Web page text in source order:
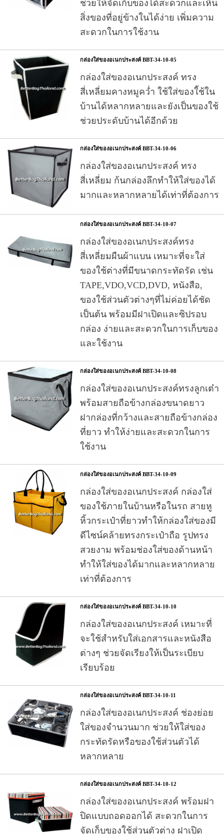
ช่วยให้จัดเก็บของได้สะดวกและเห็น
สิ่งของที่อยู่ข้างในได้ง่าย เพิ่มความ
สะดวกในการใช้งาน
กล่องใส่ของอเนกประสงค์ BBT-34-10-05
กล่องใส่ของอเนกประสงค์ ทรง
สี่เหลี่ยมคางหมูคว่ำ ใช้ใส่ของใ้ช้ใน
บ้านได้หลากหลายและยังเป็นของใช้
ช่วยประดับบ้านได้อีกด้วย
กล่องใส่ของอเนกประสงค์ BBT-34-10-06
กล่องใส่ของอเนกประสงค์ ทรง
สี่เหลี่ยม ก้นกล่องลึกทำให้ใส่ของได้
มากและหลากหลายได้เท่าที่ต้องการ
กล่องใส่ของอเนกประสงค์ BBT-34-10-07
กล่องใส่ของอเนกประสงค์ทรง
สี่เหลี่ยมผืนผ้าแบน เหมาะที่จะใส่
ของใช้ต่างที่มีขนาดกระทัดรัด เช่น
TAPE,VDO,VCD,DVD, หนังสือ,
ของใช้ส่วนตัวต่างๆที่ไม่ค่อยได้ชัด
เป็นต้น พร้อมมีฝาเปิดและซิปรอบ
กล่อง ง่ายและสะดวกในการเก็บของ
และใช้งาน
กล่องใส่ของอเนกประสงค์ BBT-34-10-08
กล่องใส่ของอเนกประสงค์ทรงลูกเต๋า
พร้อมสายถือข้างกล่องขนาดยาว
ฝากล่องที่กว้างและสายถือข้างกล่อง
ที่ยาว ทำให้ง่ายและสะดวกในการ
ใช้งาน
กล่องใส่ของอเนกประสงค์ BBT-34-10-09
กล่องใส่ของอเนกประสงค์ กล่องใส่
ของใช้ภายในบ้านหรือในรถ สายหู
หิ้วกระเป๋าที่ยาวทำให้กล่องใส่ของมี
ดีไซน์คล้ายทรงกระเป๋าถือ รูปทรง
สวยงาม พร้อมช่องใส่ของด้านหน้า
ทำให้ใส่ของได้มากและหลากหลาย
เท่าที่ต้องการ
กล่องใส่ของอเนกประสงค์ BBT-34-10-10
กล่องใส่ของอเนกประสงค์ เหมาะที่
จะใช้สำหรับใส่เอกสารและหนังสือ
ต่างๆ ช่วยจัดเรียงให้เป็นระเบียบ
เรียบร้อย
กล่องใส่ของอเนกประสงค์ BBT-34-10-11
กล่องใส่ของอเนกประสงค์ ช่องย่อย
ใส่ของจำนวนมาก ช่วยให้ใส่ของ
กระทัดรัดหรือของใช้ส่วนตัวได้
หลากหลาย
กล่องใส่ของอเนกประสงค์ BBT-34-10-12
กล่องใส่ของอเนกประสงค์ พร้อมฝา
ปิดแบบถอดออกได้ สะดวกในการ
จัดเก็บของใช้ส่วนตัวต่าง ฝาเปิด